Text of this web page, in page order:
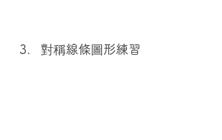
3.   對稱線條圖形練習